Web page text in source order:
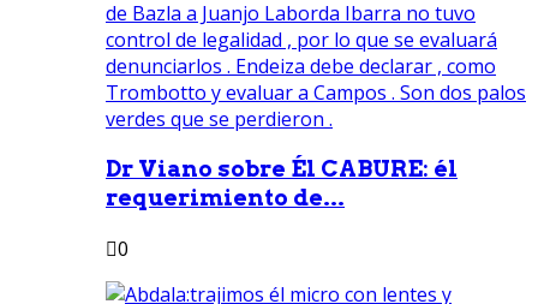
Dr Viano sobre Él CABURE: él
requerimiento de...
0